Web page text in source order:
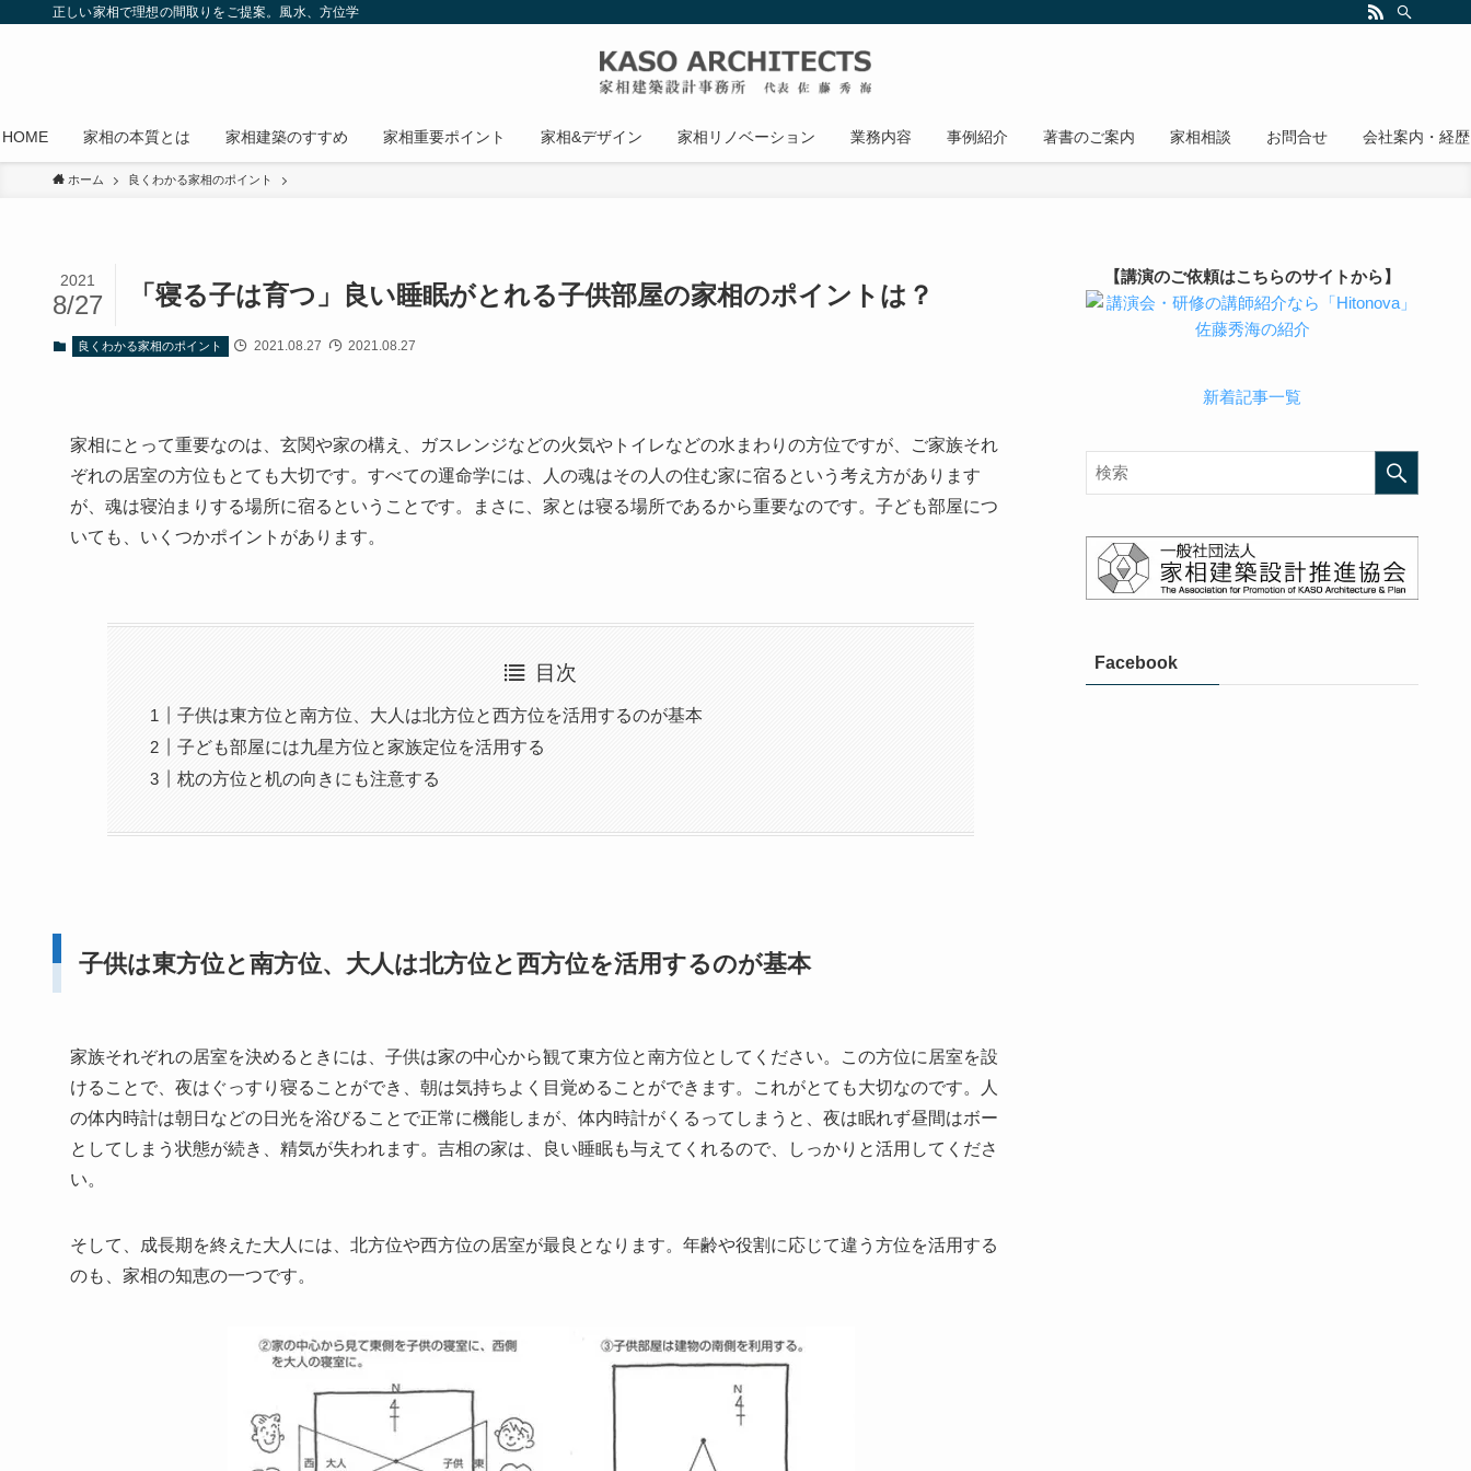
正しい家相で理想の間取りをご提案。風水、方位学
HOME 家相の本質とは 家相建築のすすめ 家相重要ポイント 家相&デザイン 家相リノベーション 業務内容 事例紹介 著書のご案内 家相相談 お問合せ 会社案内・経歴
ホーム 良くわかる家相のポイント
「寝る子は育つ」良い睡眠がとれる子供部屋の家相のポイントは？
2021
8/27
良くわかる家相のポイント 2021.08.27 2021.08.27
家相にとって重要なのは、玄関や家の構え、ガスレンジなどの火気やトイレなどの水まわりの方位ですが、ご家族それ
ぞれの居室の方位もとても大切です。すべての運命学には、人の魂はその人の住む家に宿るという考え方があります
が、魂は寝泊まりする場所に宿るということです。まさに、家とは寝る場所であるから重要なのです。子ども部屋につ
いても、いくつかポイントがあります。
目次
子供は東方位と南方位、大人は北方位と西方位を活用するのが基本
子ども部屋には九星方位と家族定位を活用する
枕の方位と机の向きにも注意する
子供は東方位と南方位、大人は北方位と西方位を活用するのが基本
家族それぞれの居室を決めるときには、子供は家の中心から観て東方位と南方位としてください。この方位に居室を設
けることで、夜はぐっすり寝ることができ、朝は気持ちよく目覚めることができます。これがとても大切なのです。人
の体内時計は朝日などの日光を浴びることで正常に機能しまが、体内時計がくるってしまうと、夜は眠れず昼間はボー
としてしまう状態が続き、精気が失われます。吉相の家は、良い睡眠も与えてくれるので、しっかりと活用してくださ
い。
そして、成長期を終えた大人には、北方位や西方位の居室が最良となります。年齢や役割に応じて違う方位を活用する
のも、家相の知恵の一つです。
【講演のご依頼はこちらのサイトから】
新着記事一覧
Facebook